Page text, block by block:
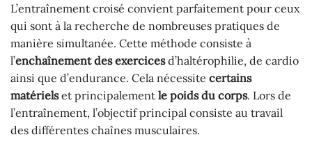
L’entraînement croisé convient parfaitement pour ceux
qui sont à la recherche de nombreuses pratiques de
manière simultanée. Cette méthode consiste à
l’enchaînement des exercicesd’haltérophilie, de cardio
ainsi que d’endurance. Cela nécessite certains
matérielset principalement le poids du corps. Lors de
l’entraînement, l’objectif principal consiste au travail
des différentes chaînes musculaires.